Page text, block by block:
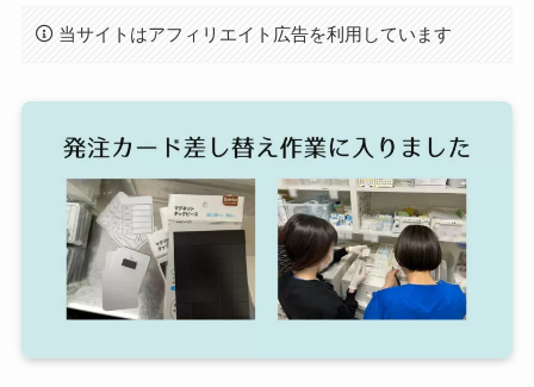
当サイトはアフィリエイト広告を利用しています